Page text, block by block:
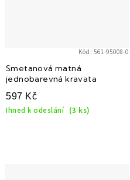
Smetanová matná
jednobarevná kravata
597 Kč
Ihned k odeslání (3 ks)
Kód:561-95008-0